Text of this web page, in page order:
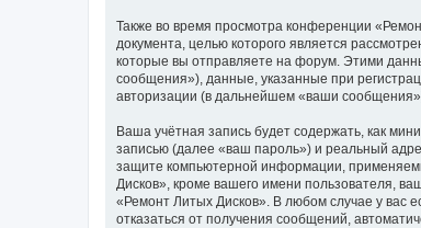
Также во время просмотра конференции
документа, целью которого является
которые вы отправляете на форум. Этими
сообщения»), данные, указанные при
авторизации (в дальнейшем «ваши
Ваша учётная запись будет содержать, как
записью (далее «ваш пароль») и реальный
защите компьютерной информации,
Дисков», кроме вашего имени пользователя,
«Ремонт Литых Дисков». В любом случае у вас
отказаться от получения сообщений,